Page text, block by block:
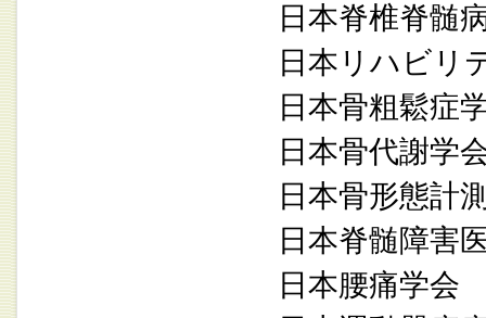
日本脊椎脊髄
日本リハビリ
日本骨粗鬆症
日本骨代謝学
日本骨形態計
日本脊髄障害
日本腰痛学会